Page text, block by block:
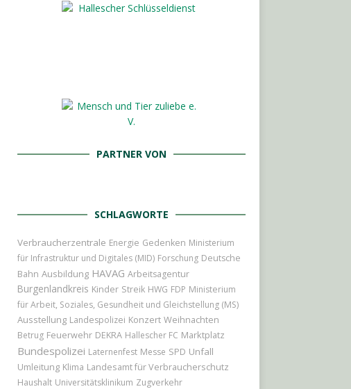
PARTNER VON
SCHLAGWORTE
Verbraucherzentrale Energie Gedenken Ministerium
für Infrastruktur und Digitales (MID) Forschung Deutsche
Bahn Ausbildung HAVAG Arbeitsagentur
Burgenlandkreis Kinder Streik HWG FDP Ministerium
für Arbeit, Soziales, Gesundheit und Gleichstellung (MS)
Ausstellung Landespolizei Konzert Weihnachten
Betrug Feuerwehr DEKRA Hallescher FC Marktplatz
Bundespolizei Laternenfest Messe SPD Unfall
Umleitung Klima Landesamt für Verbraucherschutz
Haushalt Universitätsklinikum Zugverkehr